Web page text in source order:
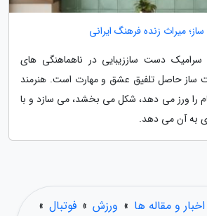
میراث زنده فرهنگ ایرانی
دست ساززیبایی در ناهماهنگی های
ساز حاصل تلفیق عشق و مهارت است. هنرمند
را ورز می دهد، شکل می بخشد، می سازد و با
به آن می دهد.
و مقاله ها » ورزش » فوتبال »